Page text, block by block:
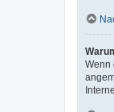
Wenn